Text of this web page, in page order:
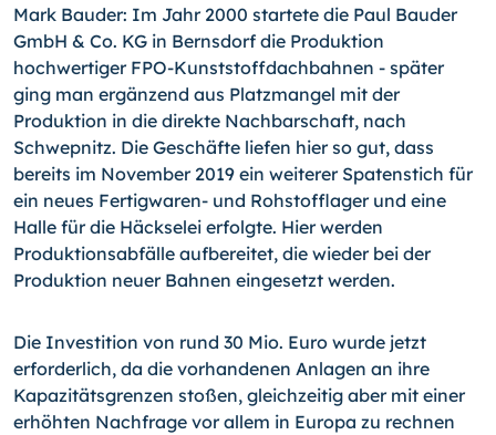
Mark Bauder: Im Jahr 2000 startete die Paul Bauder
GmbH & Co. KG in Bernsdorf die Produktion
hochwertiger FPO-Kunststoffdachbahnen - später
ging man ergänzend aus Platzmangel mit der
Produktion in die direkte Nachbarschaft, nach
Schwepnitz. Die Geschäfte liefen hier so gut, dass
bereits im November 2019 ein weiterer Spatenstich für
ein neues Fertig­wa­ren- und Rohstofflager und eine
Halle für die Häckselei erfolgte. Hier werden
Produktionsabfälle aufbereitet, die wieder bei der
Produktion neuer Bahnen eingesetzt werden.
Die Investition von rund 30 Mio. Euro wurde jetzt
erforderlich, da die vorhandenen Anlagen an ihre
Kapazitätsgrenzen stoßen, gleichzeitig aber mit einer
erhöhten Nachfrage vor allem in Europa zu rechnen